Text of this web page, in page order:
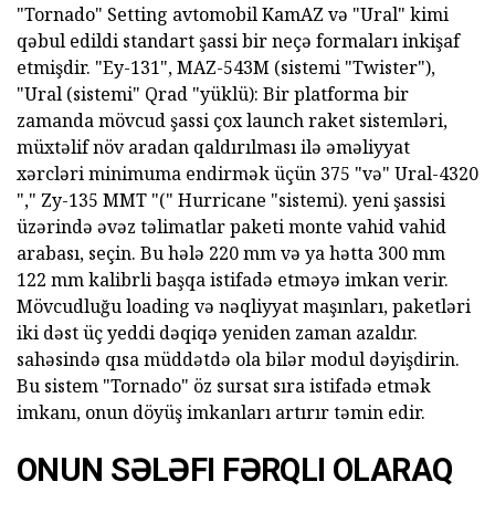
"Tornado" Setting avtomobil KamAZ və "Ural" kimi
qəbul edildi standart şassi bir neçə formaları inkişaf
etmişdir. "Ey-131", MAZ-543M (sistemi "Twister"),
"Ural (sistemi" Qrad "yüklü): Bir platforma bir
zamanda mövcud şassi çox launch raket sistemləri,
müxtəlif növ aradan qaldırılması ilə əməliyyat
xərcləri minimuma endirmək üçün 375 "və" Ural-4320
"," Zy-135 MMT "(" Hurricane "sistemi). yeni şassisi
üzərində əvəz təlimatlar paketi monte vahid vahid
arabası, seçin. Bu hələ 220 mm və ya hətta 300 mm
122 mm kalibrli başqa istifadə etməyə imkan verir.
Mövcudluğu loading və nəqliyyat maşınları, paketləri
iki dəst üç yeddi dəqiqə yeniden zaman azaldır.
sahəsində qısa müddətdə ola bilər modul dəyişdirin.
Bu sistem "Tornado" öz sursat sıra istifadə etmək
imkanı, onun döyüş imkanları artırır təmin edir.
ONUN SƏLƏFI FƏRQLI OLARAQ